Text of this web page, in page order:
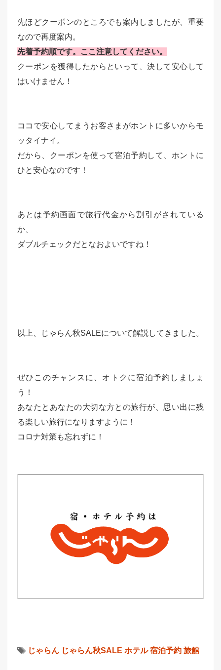
先ほどクーポンのところでも案内しましたが、重要
なので再度案内。
先着予約順です。ここ注意してください。
クーポンを獲得したからといって、決して安心して
はいけません！
ココで安心してまうお客さまがホントに多いからモ
ッタイナイ。
だから、クーポンを使って宿泊予約して、ホントに
ひと安心なのです！
あとは予約画面で旅行代金から割引がされている
か、
ダブルチェックだとなおよいですね！
以上、じゃらん秋SALEについて解説してきました。
ぜひこのチャンスに、オトクに宿泊予約しましょ
う！
あなたとあなたの大切な方との旅行が、思い出に残
る楽しい旅行になりますように！
コロナ対策も忘れずに！
じゃらん じゃらん秋SALE ホテル 宿泊予約 旅館